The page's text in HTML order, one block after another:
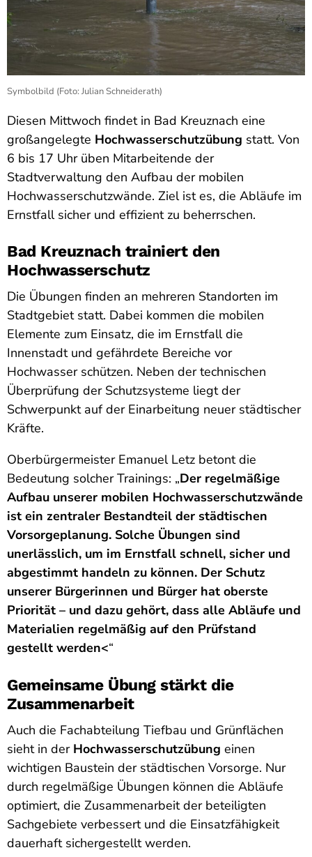
Symbolbild (Foto: Julian Schneiderath)
Diesen Mittwoch findet in Bad Kreuznach eine
großangelegte Hochwasserschutzübung statt. Von
6 bis 17 Uhr üben Mitarbeitende der
Stadtverwaltung den Aufbau der mobilen
Hochwasserschutzwände. Ziel ist es, die Abläufe im
Ernstfall sicher und effizient zu beherrschen.
Bad Kreuznach trainiert den
Hochwasserschutz
Die Übungen finden an mehreren Standorten im
Stadtgebiet statt. Dabei kommen die mobilen
Elemente zum Einsatz, die im Ernstfall die
Innenstadt und gefährdete Bereiche vor
Hochwasser schützen. Neben der technischen
Überprüfung der Schutzsysteme liegt der
Schwerpunkt auf der Einarbeitung neuer städtischer
Kräfte.
Oberbürgermeister Emanuel Letz betont die
Bedeutung solcher Trainings: „Der regelmäßige
Aufbau unserer mobilen Hochwasserschutzwände
ist ein zentraler Bestandteil der städtischen
Vorsorgeplanung. Solche Übungen sind
unerlässlich, um im Ernstfall schnell, sicher und
abgestimmt handeln zu können. Der Schutz
unserer Bürgerinnen und Bürger hat oberste
Priorität – und dazu gehört, dass alle Abläufe und
Materialien regelmäßig auf den Prüfstand
gestellt werden<“
Gemeinsame Übung stärkt die
Zusammenarbeit
Auch die Fachabteilung Tiefbau und Grünflächen
sieht in der Hochwasserschutzübung einen
wichtigen Baustein der städtischen Vorsorge. Nur
durch regelmäßige Übungen können die Abläufe
optimiert, die Zusammenarbeit der beteiligten
Sachgebiete verbessert und die Einsatzfähigkeit
dauerhaft sichergestellt werden.